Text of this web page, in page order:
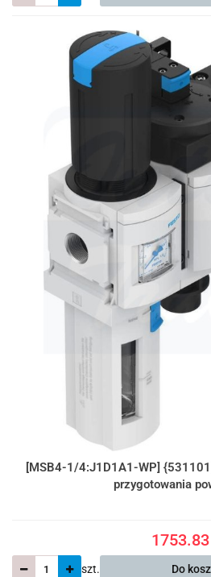
[MSB4-1/4:J1D1A1-WP]
przygotowania
1753.83
szt. Do